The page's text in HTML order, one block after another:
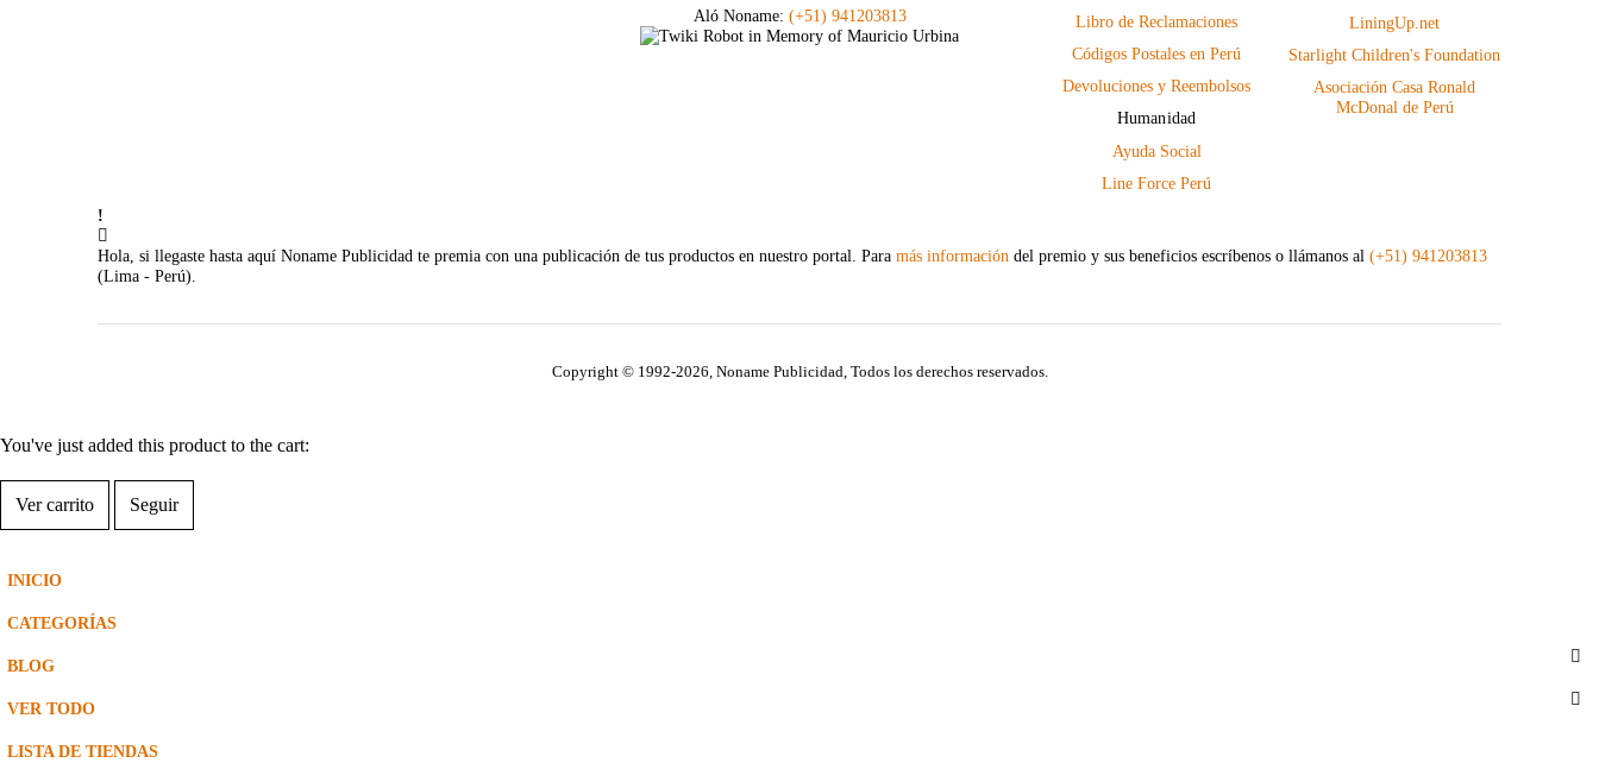
Aló Noname: (+51) 941203813
Libro de Reclamaciones
Códigos Postales en Perú
Devoluciones y Reembolsos
Humanidad
Ayuda Social
Line Force Perú
LiningUp.net
Starlight Children's Foundation
Asociación Casa Ronald
McDonal de Perú
Hola, si llegaste hasta aquí Noname Publicidad te premia con una publicación de tus productos en nuestro portal. Para más información del premio y sus beneficios escríbenos o llámanos al (+51) 941203813
(Lima - Perú).
Copyright © 1992-2026, Noname Publicidad, Todos los derechos reservados.
You've just added this product to the cart:
Ver carrito Seguir
INICIO
CATEGORÍAS
BLOG
VER TODO
LISTA DE TIENDAS